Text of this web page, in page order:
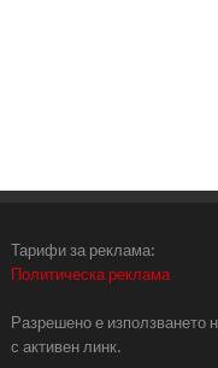
Тарифи за реклама:
Политическа реклама
Разрешено е използването
с активен линк.